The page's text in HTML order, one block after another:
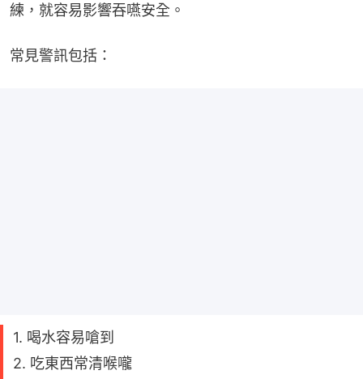
練，就容易影響吞嚥安全。
常見警訊包括：
1. 喝水容易嗆到
2. 吃東西常清喉嚨